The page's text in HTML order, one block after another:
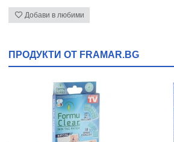
Добави в любими
ПРОДУКТИ ОТ FRAMAR.BG